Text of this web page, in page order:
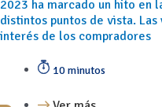
2023 ha marcado un hito en
distintos puntos de vista.
interés de los compradores
10 minutos